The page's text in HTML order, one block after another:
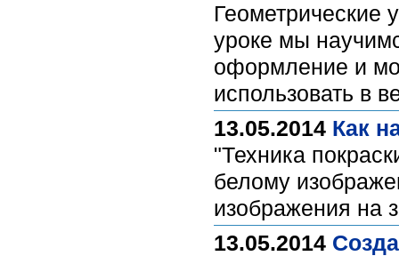
Геометрические
уроке мы
оформление и
использовать в
13.05.2014 Как
"Техника
белому
изображения на
13.05.2014